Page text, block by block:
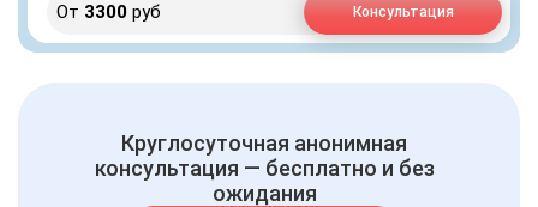
От 3300 руб Консультация
Круглосуточная анонимная
консультация — бесплатно и без
ожидания